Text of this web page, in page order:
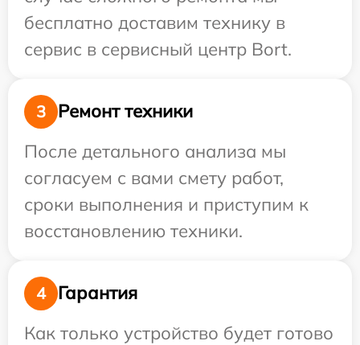
бесплатно доставим технику в
сервис в сервисный центр Bort.
3
Ремонт техники
После детального анализа мы
согласуем с вами смету работ,
сроки выполнения и приступим к
восстановлению техники.
4
Гарантия
Как только устройство будет готово